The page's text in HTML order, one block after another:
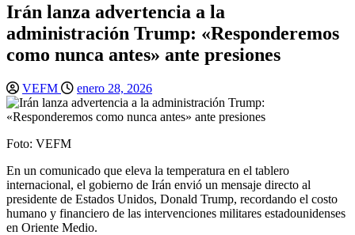
Irán lanza advertencia a la
administración Trump: «Responderemos
como nunca antes» ante presiones
VEFM enero 28, 2026
Foto: VEFM
En un comunicado que eleva la temperatura en el tablero
internacional, el gobierno de Irán envió un mensaje directo al
presidente de Estados Unidos, Donald Trump, recordando el costo
humano y financiero de las intervenciones militares estadounidenses
en Oriente Medio.